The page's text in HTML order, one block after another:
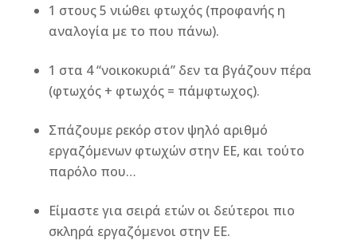
1 στους 5 νιώθει φτωχός (προφανής η
αναλογία με το που πάνω).
1 στα 4 “νοικοκυριά” δεν τα βγάζουν πέρα
(φτωχός + φτωχός = πάμφτωχος).
Σπάζουμε ρεκόρ στον ψηλό αριθμό
εργαζόμενων φτωχών στην ΕΕ, και τούτο
παρόλο που…
Είμαστε για σειρά ετών οι δεύτεροι πιο
σκληρά εργαζόμενοι στην ΕΕ.